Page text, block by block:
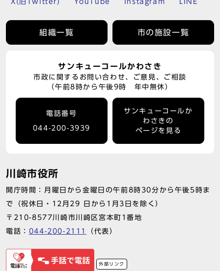
X(旧Twitter) YouTube Instagram LINE
組織一覧 市の施設一覧
サンキューコールかわさき
市政に関するお問い合わせ、ご意見、ご相談
（午前8時から午後9時 年中無休）
電話番号
044-200-3939
サンキューコールか
わさきの
ページを見る
川崎市役所
開庁時間：月曜日から金曜日の午前8時30分から午後5時ま
で（祝休日・12月29 日から1月3日を除く）
〒210-8577川崎市川崎区宮本町1番地
電話： 044-200-2111 （代表）
外部リンク